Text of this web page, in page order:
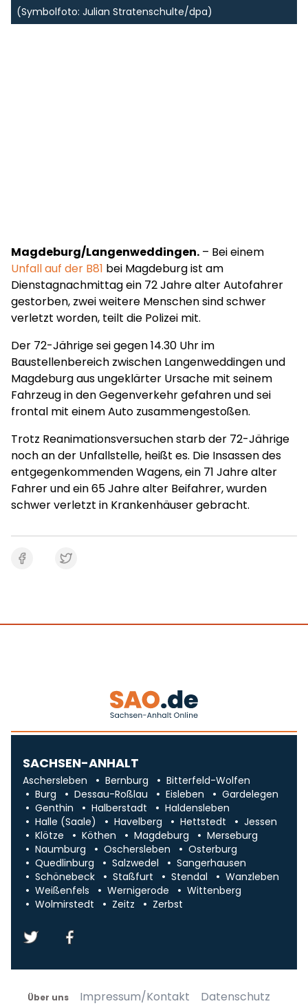
(Symbolfoto: Julian Stratenschulte/dpa)
Magdeburg/Langenweddingen. – Bei einem
Unfall auf der B81 bei Magdeburg ist am
Dienstagnachmittag ein 72 Jahre alter Autofahrer
gestorben, zwei weitere Menschen sind schwer
verletzt worden, teilt die Polizei mit.
Der 72-Jährige sei gegen 14.30 Uhr im
Baustellenbereich zwischen Langenweddingen und
Magdeburg aus ungeklärter Ursache mit seinem
Fahrzeug in den Gegenverkehr gefahren und sei
frontal mit einem Auto zusammengestoßen.
Trotz Reanimationsversuchen starb der 72-Jährige
noch an der Unfallstelle, heißt es. Die Insassen des
entgegenkommenden Wagens, ein 71 Jahre alter
Fahrer und ein 65 Jahre alter Beifahrer, wurden
schwer verletzt in Krankenhäuser gebracht.
SACHSEN-ANHALT
Aschersleben Bernburg
Bitterfeld-Wolfen
Burg
Dessau-Roßlau Eisleben
Gardelegen
Genthin
Halberstadt
Haldensleben
Halle (Saale)
Havelberg Hettstedt
Jessen
Klötze
Köthen Magdeburg
Merseburg
Naumburg
Oschersleben
Osterburg
Quedlinburg
Salzwedel
Sangerhausen
Schönebeck
Staßfurt Stendal
Wanzleben
Weißenfels
Wernigerode
Wittenberg
Wolmirstedt
Zeitz Zerbst
Über uns Impressum/Kontakt Datenschutz